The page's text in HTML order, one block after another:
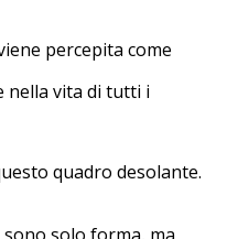
percepita come
nella vita di tutti i
quadro desolante.